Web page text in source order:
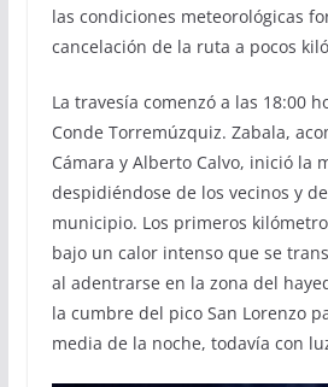
las condiciones meteorológicas
cancelación de la ruta a pocos
La travesía comenzó a las 18:00
Conde Torremúzquiz. Zabala,
Cámara y Alberto Calvo, inició la
despidiéndose de los vecinos y
municipio. Los primeros
bajo un calor intenso que se
al adentrarse en la zona del
la cumbre del pico San Lorenzo
media de la noche, todavía con